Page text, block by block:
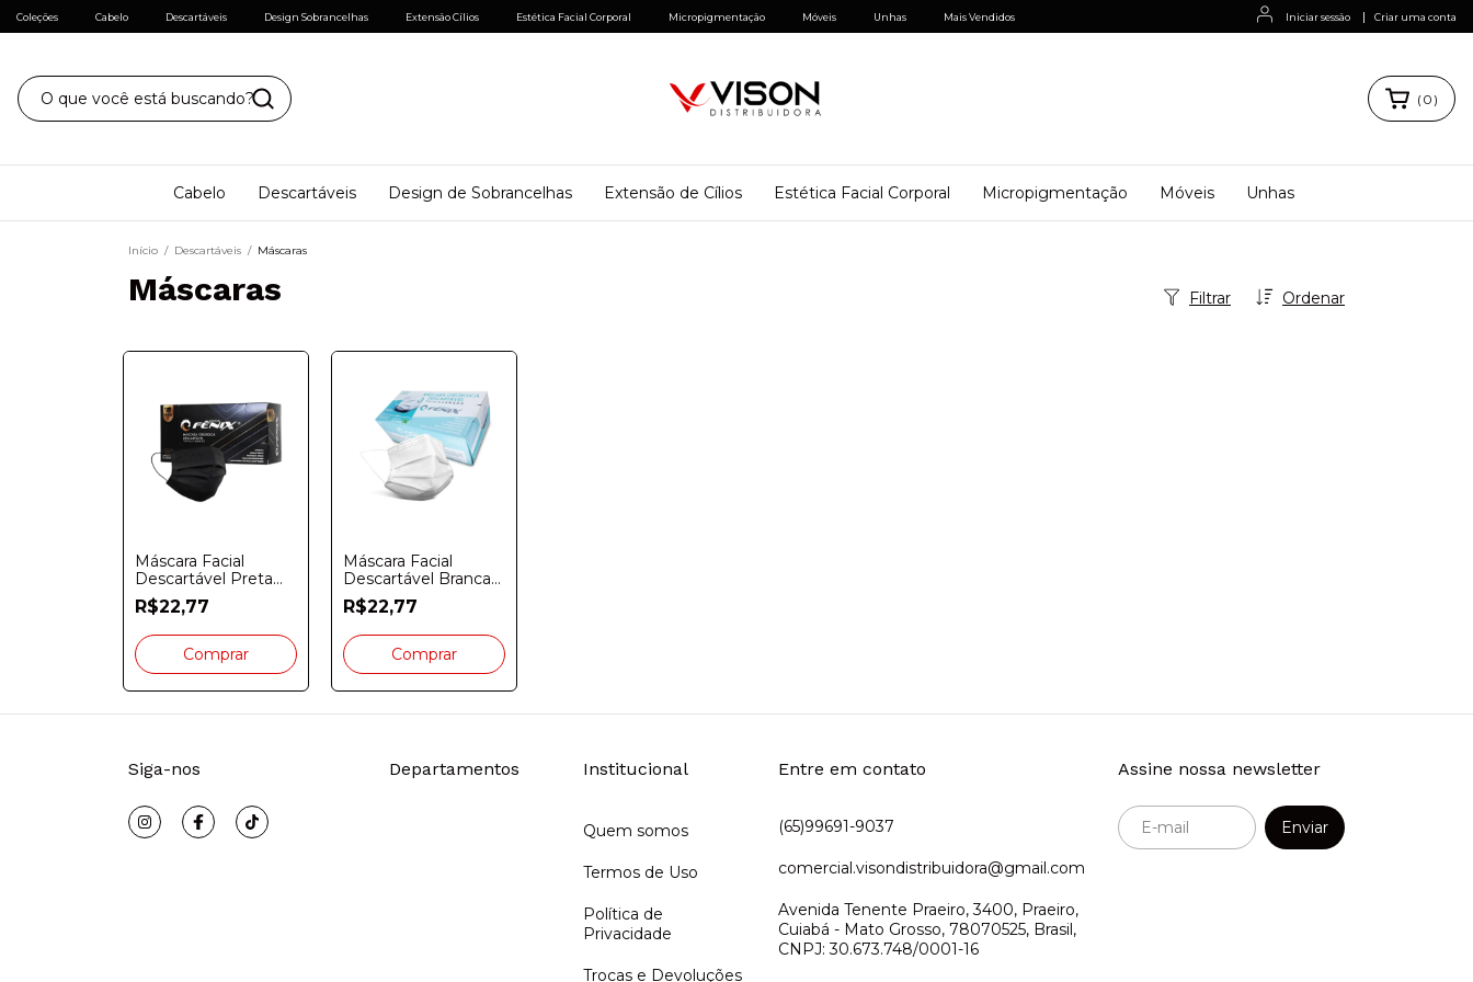
Coleções Cabelo Descartáveis Design Sobrancelhas Extensão Cílios Estética Facial Corporal Micropigmentação Móveis Unhas Mais Vendidos Iniciar sessão | Criar uma conta
( 0 )
Cabelo Descartáveis Design de Sobrancelhas Extensão de Cílios Estética Facial Corporal Micropigmentação Móveis Unhas
Início / Descartáveis / Máscaras
Máscaras Ordenar
Filtrar
Máscara Facial
Descartável Preta
Tripla Fênix Cx. 50
Unidades
R$22,77
Máscara Facial
Descartável Branca
Tripla Fênix Cx. 50
Unidades
R$22,77
Siga-nos Departamentos Institucional
Quem somos
Termos de Uso
Política de
Privacidade
Trocas e Devoluções
Entre em contato
(65)99691-9037
comercial.visondistribuidora@gmail.com
Avenida Tenente Praeiro, 3400, Praeiro,
Cuiabá - Mato Grosso, 78070525, Brasil,
CNPJ: 30.673.748/0001-16
Assine nossa newsletter